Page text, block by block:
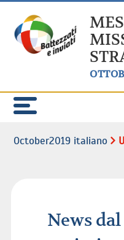
October2019 italiano
News